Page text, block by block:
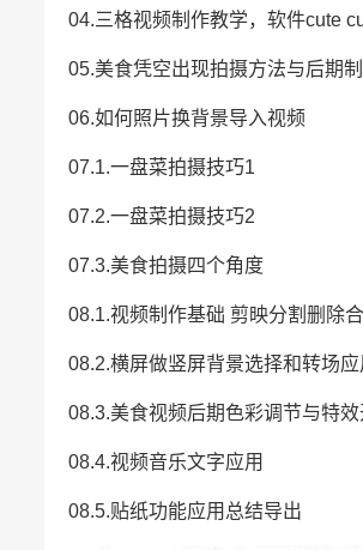
04.三格视频制作教学，软件cute
05.美食凭空出现拍摄方法与后期
06.如何照片换背景导入视频
07.1.一盘菜拍摄技巧1
07.2.一盘菜拍摄技巧2
07.3.美食拍摄四个角度
08.1.视频制作基础 剪映分割删除
08.2.横屏做竖屏背景选择和转场应
08.3.美食视频后期色彩调节与特
08.4.视频音乐文字应用
08.5.贴纸功能应用总结导出